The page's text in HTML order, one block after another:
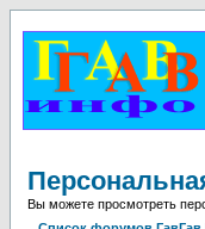
Вы можете просмотреть